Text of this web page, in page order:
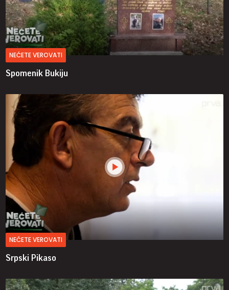
NEĆETE VEROVATI
Spomenik Bukiju
NEĆETE VEROVATI
Srpski Pikaso